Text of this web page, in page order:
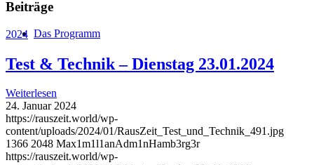
Das Programm
Beiträge
2024
Test & Technik – Dienstag 23.01.2024
Weiterlesen
24. Januar 2024
https://rauszeit.world/wp-
content/uploads/2024/01/RausZeit_Test_und_Technik_491.jpg
1366 2048 Max1m1l1anAdm1nHamb3rg3r
https://rauszeit.world/wp-